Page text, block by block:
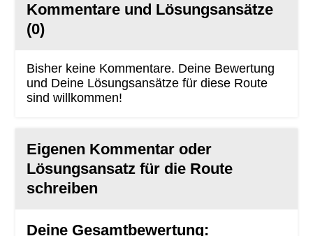
Kommentare und Lösungsansätze
(0)
Bisher keine Kommentare. Deine Bewertung
und Deine Lösungsansätze für diese Route
sind willkommen!
Eigenen Kommentar oder
Lösungsansatz für die Route
schreiben
Deine Gesamtbewertung: